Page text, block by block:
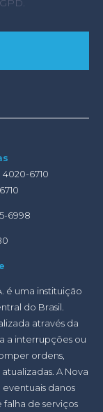
6710
6998
é uma instituição
do Brasil.
através da
a interrupções ou
ordens,
A Nova
danos
de serviços